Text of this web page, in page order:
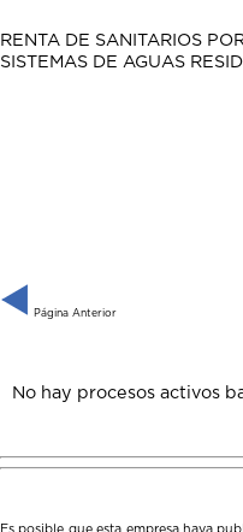
RENTA DE SANITARIOS
SISTEMAS DE AGUAS
Página Anterior
No hay procesos activos
Es posible que esta empresa haya